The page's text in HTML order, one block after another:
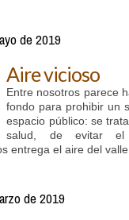
de 2019
Aire vicioso
Entre nosotros parece
fondo para prohibir un
espacio público: se
salud, de evitar el
entrega el aire del
de 2019